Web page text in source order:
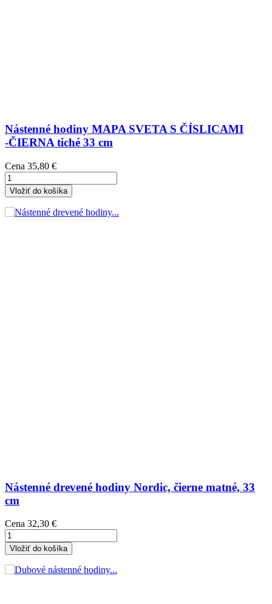
Nástenné hodiny MAPA SVETA S ČÍSLICAMI
-ČIERNA tiché 33 cm
Cena 35,80 €
Vložiť do košíka
Nástenné drevené hodiny Nordic, čierne matné, 33
cm
Cena 32,30 €
Vložiť do košíka